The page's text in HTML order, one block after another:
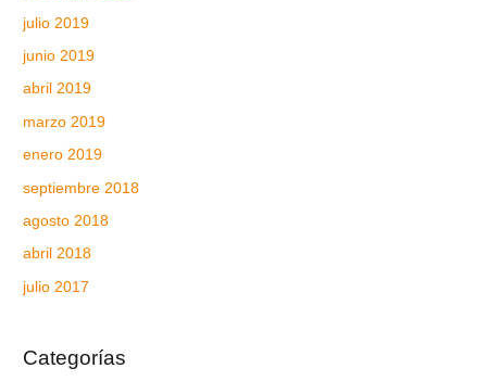
julio 2019
junio 2019
abril 2019
marzo 2019
enero 2019
septiembre 2018
agosto 2018
abril 2018
julio 2017
Categorías